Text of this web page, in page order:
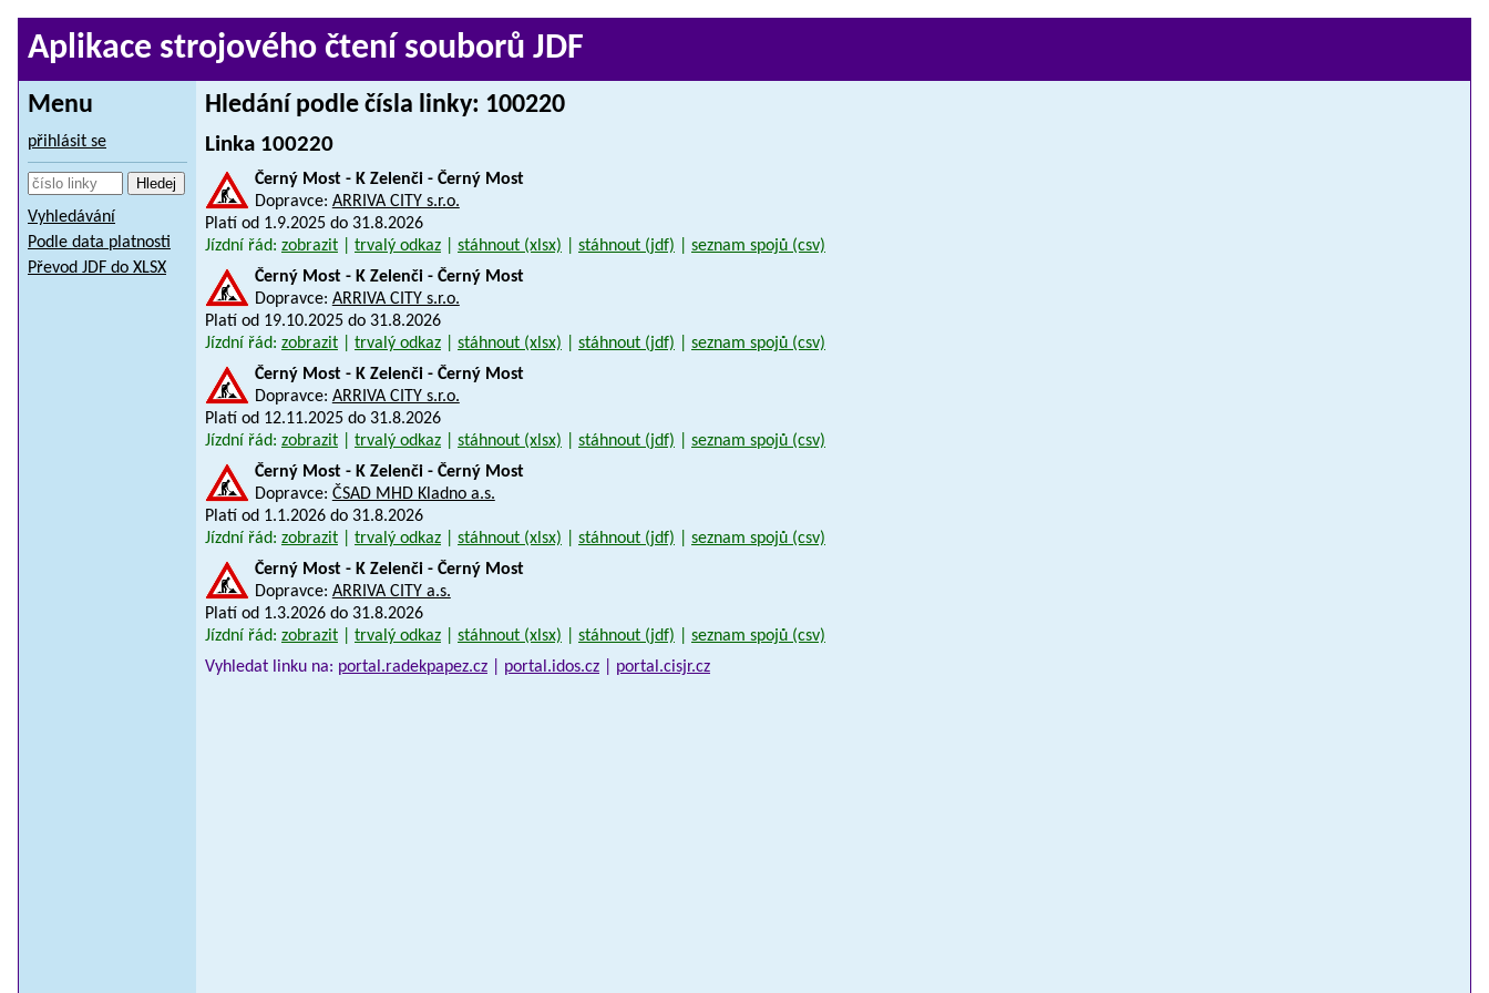
Aplikace strojového čtení souborů JDF
Menu
přihlásit se
Vyhledávání
Podle data platnosti
Převod JDF do XLSX
Hledání podle čísla linky: 100220
Linka 100220
Černý Most - K Zelenči - Černý Most
Dopravce: ARRIVA CITY s.r.o.
Platí od 1.9.2025 do 31.8.2026
Jízdní řád: zobrazit trvalý odkaz stáhnout (xlsx) stáhnout (jdf)
seznam spojů (csv)
Černý Most - K Zelenči - Černý Most
Dopravce: ARRIVA CITY s.r.o.
Platí od 19.10.2025 do 31.8.2026
Jízdní řád: zobrazit trvalý odkaz stáhnout (xlsx) stáhnout (jdf)
seznam spojů (csv)
Černý Most - K Zelenči - Černý Most
Dopravce: ARRIVA CITY s.r.o.
Platí od 12.11.2025 do 31.8.2026
Jízdní řád: zobrazit trvalý odkaz stáhnout (xlsx) stáhnout (jdf)
seznam spojů (csv)
Černý Most - K Zelenči - Černý Most
Dopravce: ČSAD MHD Kladno a.s.
Platí od 1.1.2026 do 31.8.2026
Jízdní řád: zobrazit trvalý odkaz stáhnout (xlsx) stáhnout (jdf)
seznam spojů (csv)
Černý Most - K Zelenči - Černý Most
Dopravce: ARRIVA CITY a.s.
Platí od 1.3.2026 do 31.8.2026
Jízdní řád: zobrazit trvalý odkaz stáhnout (xlsx) stáhnout (jdf)
seznam spojů (csv)
Vyhledat linku na: portal.radekpapez.cz portal.idos.cz portal.cisjr.cz